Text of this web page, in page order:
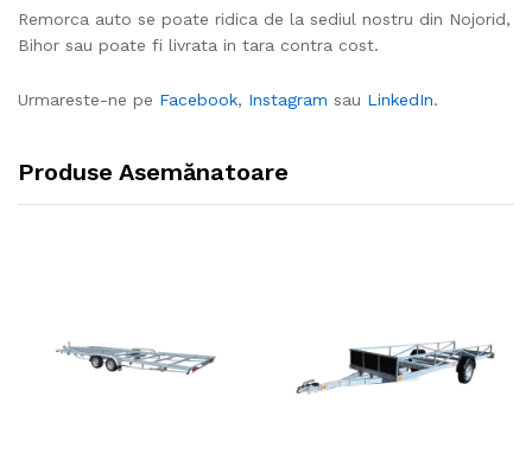
Remorca auto se poate ridica de la sediul nostru din Nojorid,
Bihor sau poate fi livrata in tara contra cost.
Urmareste-ne pe Facebook, Instagram sau LinkedIn.
Produse Asemănatoare